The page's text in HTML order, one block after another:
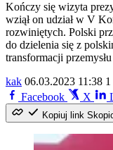
Kończy się wizyta
wziął on udział w V
rozwiniętych. Polski
do dzielenia się z
transformacji
kak 06.03.2023 11:38
Facebook
X
Kopiuj link